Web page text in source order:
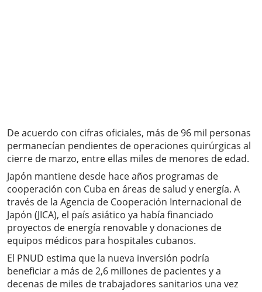
De acuerdo con cifras oficiales, más de 96 mil personas
permanecían pendientes de operaciones quirúrgicas al
cierre de marzo, entre ellas miles de menores de edad.
Japón mantiene desde hace años programas de
cooperación con Cuba en áreas de salud y energía. A
través de la Agencia de Cooperación Internacional de
Japón (JICA), el país asiático ya había financiado
proyectos de energía renovable y donaciones de
equipos médicos para hospitales cubanos.
El PNUD estima que la nueva inversión podría
beneficiar a más de 2,6 millones de pacientes y a
decenas de miles de trabajadores sanitarios una vez